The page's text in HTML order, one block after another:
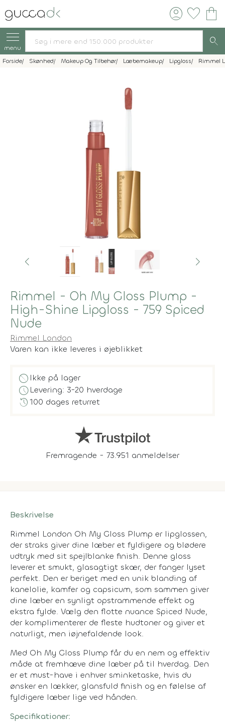
account_circle favorite shopping_bag
menu search
Forside Skønhed Makeup Og Tilbehør Læbemakeup Lipgloss Rimmel
Rimmel - Oh My Gloss Plump -
High-Shine Lipgloss - 759 Spiced
Nude
Rimmel London
Varen kan ikke leveres i øjeblikket
block Ikke på lager
scheduleLevering: 3-20 hverdage
history100 dages returret
Fremragende - 73.951 anmeldelser
Beskrivelse
Rimmel London Oh My Gloss Plump er lipglossen,
der straks giver dine læber et fyldigere og blødere
udtryk med sit spejlblanke finish. Denne gloss
leverer et smukt, glasagtigt skær, der fanger lyset
perfekt. Den er beriget med en unik blanding af
kanelolie, kamfer og capsicum, som sammen giver
dine læber en synligt opstrammende effekt og
ekstra fylde. Vælg den flotte nuance Spiced Nude,
der komplimenterer de fleste hudtoner og giver et
naturligt, men iøjnefaldende look.
Med Oh My Gloss Plump får du en nem og effektiv
måde at fremhæve dine læber på til hverdag. Den
er et must-have i enhver sminketaske, hvis du
ønsker en lækker, glansfuld finish og en følelse af
fyldigere læber lige ved hånden.
Specifikationer: